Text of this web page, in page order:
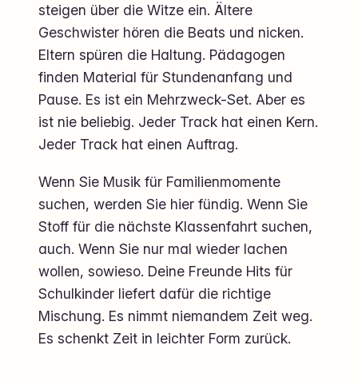
steigen über die Witze ein. Ältere
Geschwister hören die Beats und nicken.
Eltern spüren die Haltung. Pädagogen
finden Material für Stundenanfang und
Pause. Es ist ein Mehrzweck-Set. Aber es
ist nie beliebig. Jeder Track hat einen Kern.
Jeder Track hat einen Auftrag.
Wenn Sie Musik für Familienmomente
suchen, werden Sie hier fündig. Wenn Sie
Stoff für die nächste Klassenfahrt suchen,
auch. Wenn Sie nur mal wieder lachen
wollen, sowieso. Deine Freunde Hits für
Schulkinder liefert dafür die richtige
Mischung. Es nimmt niemandem Zeit weg.
Es schenkt Zeit in leichter Form zurück.